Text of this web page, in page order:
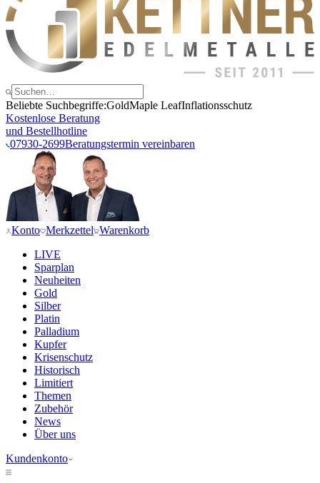
Beliebte Suchbegriffe:GoldMaple LeafInflationsschutz
Kostenlose Beratung
und Bestellhotline
07930-2699Beratungstermin vereinbaren
Konto Merkzettel Warenkorb
LIVE
Sparplan
Neuheiten
Gold
Silber
Platin
Palladium
Kupfer
Krisenschutz
Historisch
Limitiert
Themen
Zubehör
News
Über uns
Kundenkonto